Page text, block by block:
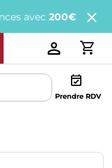
200€ offerts tous
Prendre RDV